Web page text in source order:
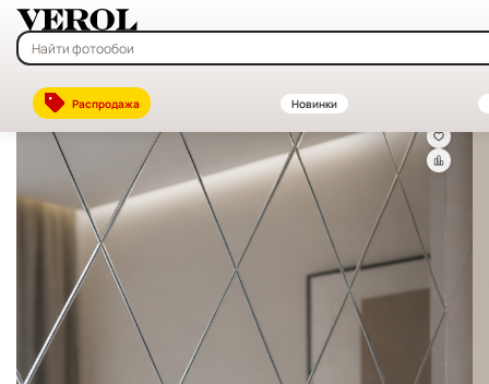
Распродажа Новинки
Главная—Каталог